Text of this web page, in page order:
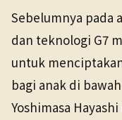
Sebelumnya pada
dan teknologi G7
untuk
bagi anak di
Yoshimasa